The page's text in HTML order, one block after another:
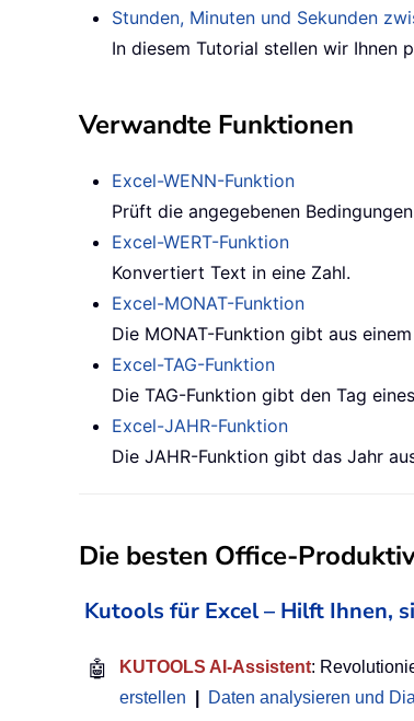
Stunden, Minuten und Sekunden
In diesem Tutorial stellen wir Ihnen
Verwandte Funktionen
Excel-WENN-Funktion
Prüft die angegebenen
Excel-WERT-Funktion
Konvertiert Text in eine Zahl.
Excel-MONAT-Funktion
Die MONAT-Funktion gibt aus
Excel-TAG-Funktion
Die TAG-Funktion gibt den Tag
Excel-JAHR-Funktion
Die JAHR-Funktion gibt das Jahr
Die besten Office-
Kutools für Excel – Hilft Ihnen,
🤖 KUTOOLS AI-Assistent:
erstellen
Daten analysieren und